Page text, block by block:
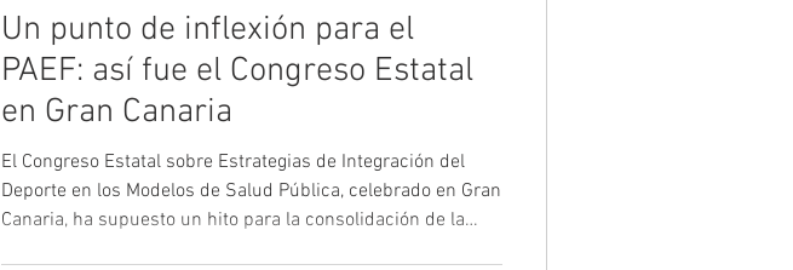
Un punto de inflexión para el
PAEF: así fue el Congreso Estatal
en Gran Canaria
El Congreso Estatal sobre Estrategias de Integración del
Deporte en los Modelos de Salud Pública, celebrado en Gran
Canaria, ha supuesto un hito para la consolidación de la